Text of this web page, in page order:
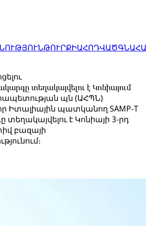
ԹՈՒՐՔԻԱՀՈԴՎԱԾ
տեղակայվելու է Կոնիայում
պն (ԱՀՊՆ)
Իտալիային պատկանող SAMP-T
է Կոնիայի 3-րդ
բազայի